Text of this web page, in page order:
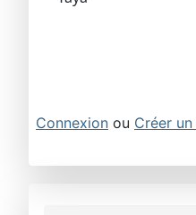
Connexion ou Créer